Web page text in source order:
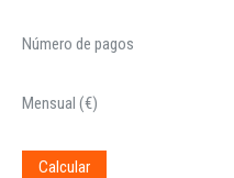
Número de pagos
Mensual (€)
Calcular